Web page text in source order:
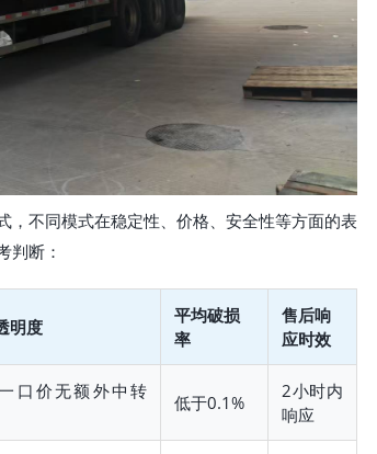
，不同模式在稳定性、价格、安全性等方面的表
判断：
明度
平均破损
率
售后响
应时效
口价无额外中转
低于0.1%
2小时内
响应